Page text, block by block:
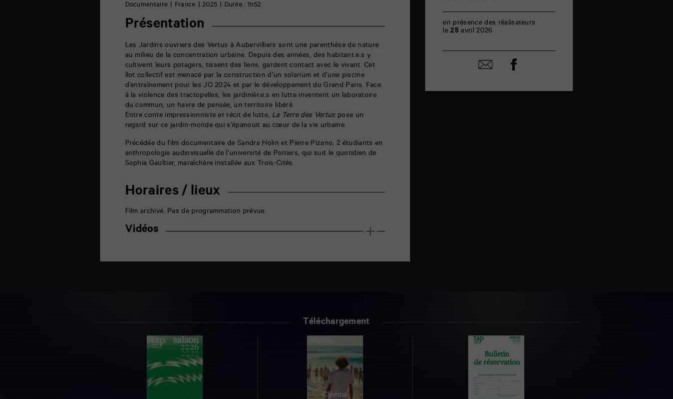
Documentaire France 2025 Durée : 1h52
Présentation
Les Jardins ouvriers des Vertus à Aubervilliers sont une parenthèse de nature
au milieu de la concentration urbaine. Depuis des années, des habitant.e.s y
cultivent leurs potagers, tissent des liens, gardent contact avec le vivant. Cet
îlot collectif est menacé par la construction d’un solarium et d’une piscine
d’entraînement pour les JO 2024 et par le développement du Grand Paris. Face
à la violence des tractopelles, les jardinièr.e.s en lutte inventent un laboratoire
du commun, un havre de pensée, un territoire libéré.
Entre conte impressionniste et récit de lutte, La Terre des Vertus pose un
regard sur ce jardin-monde qui s’épanouit au cœur de la vie urbaine.
Précédée du film documentaire de Sandra Holin et Pierre Pizano, 2 étudiants en
anthropologie audiovisuelle de l’université de Poitiers, qui suit le quotidien de
Sophia Gaultier, maraîchère installée aux Trois-Cités.
Horaires / lieux
Film archivé. Pas de programmation prévue.
Vidéos
en présence des réalisateurs
le25 avril 2026
Partager
par
Partager
sur
Téléchargement